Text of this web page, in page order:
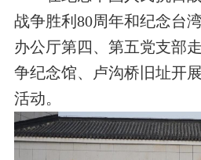
战争胜利 80周年和纪念台
办公厅第四、第五党支部
争纪念馆、卢沟桥旧址开
活动。